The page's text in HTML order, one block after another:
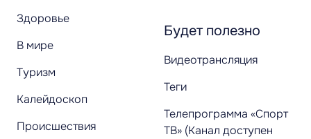
Здоровье
В мире
Туризм
Калейдоскоп
Происшествия
Будет полезно
Видеотрансляция
Теги
Телепрограмма «Спорт
ТВ» (Канал доступен